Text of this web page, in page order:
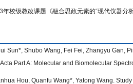
年校级教改课题《融合思政元素的“现代仪器分
Sun*, Shubo Wang, Fei Fei, Zhangyu Gan,
Part A: Molecular and Biomolecular
Hou, Quanfu Wang*, Yatong Wang.